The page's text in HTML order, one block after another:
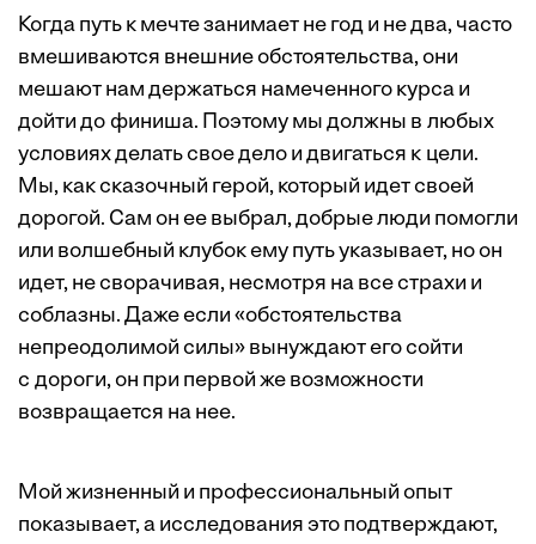
Когда путь к мечте занимает не год и не два, часто
вмешиваются внешние обстоятельства, они
мешают нам держаться ­намеченного курса и
дойти до финиша. Поэтому мы должны в любых
условиях делать свое дело и двигаться к цели.
Мы, как сказочный герой, который идет своей
дорогой. Сам он ее выбрал, добрые люди помогли
или волшебный клубок ему путь указывает, но он
идет, не сворачивая, несмотря на все страхи и
соблазны. Даже если «обстоятельства
непреодолимой силы» вынуждают его сойти
с дороги, он при первой же возможности
возвращается на нее.
Мой жизненный и профессиональный опыт
показывает, а исследования это подтверждают,